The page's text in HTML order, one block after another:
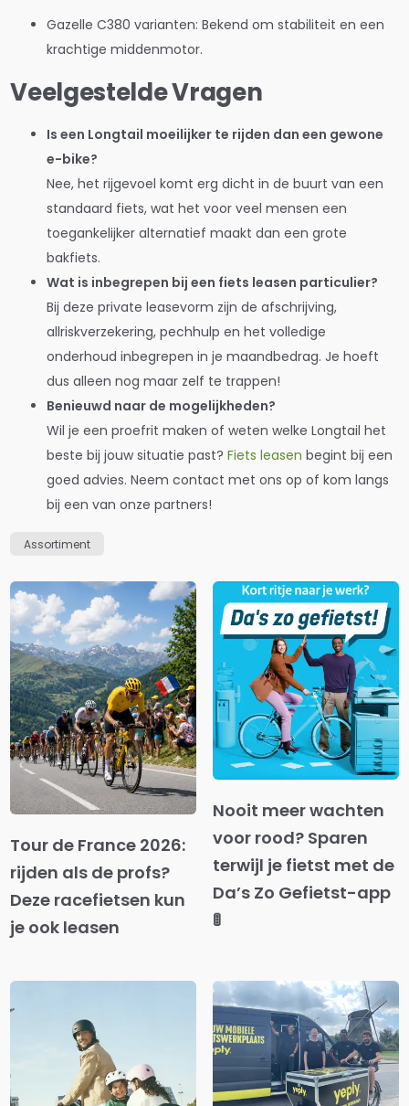
Gazelle C380 varianten: Bekend om stabiliteit en een
krachtige middenmotor.
Veelgestelde Vragen
Is een Longtail moeilijker te rijden dan een gewone
e-bike?
Nee, het rijgevoel komt erg dicht in de buurt van een
standaard fiets, wat het voor veel mensen een
toegankelijker alternatief maakt dan een grote
bakfiets.
Wat is inbegrepen bij een fiets leasen particulier?
Bij deze private leasevorm zijn de afschrijving,
allriskverzekering, pechhulp en het volledige
onderhoud inbegrepen in je maandbedrag. Je hoeft
dus alleen nog maar zelf te trappen!
Benieuwd naar de mogelijkheden?
Wil je een proefrit maken of weten welke Longtail het
beste bij jouw situatie past?Fiets leasen begint bij een
goed advies. Neem contact met ons op of kom langs
bij een van onze partners!
Assortiment
Tour de France 2026:
rijden als de profs?
Deze racefietsen kun
je ook leasen
Nooit meer wachten
voor rood? Sparen
terwijl je fietst met de
Da’s Zo Gefietst-app
🚦